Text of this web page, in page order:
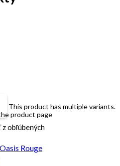
This product has multiple variants.
product page
obľúbených
Rouge